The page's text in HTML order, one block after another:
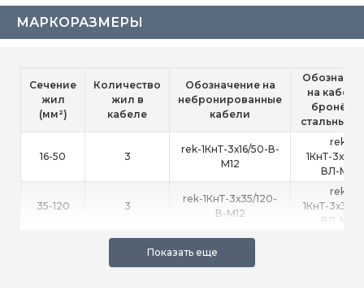
МАРКОРАЗМЕРЫ
Сечение
жил
(мм²)
Количество
жил в
кабеле
Обозначение на
небронированные
кабели
на
бронёй
стальных
16-50 3
rek-1КнТ-3х16/50-В-
М12
rek-
1КнТ-3х16/
ВЛ-М12
35-120 3
rek-1КнТ-3х35/120-
В-М12
rek-
1КнТ-3х35/
ВЛ-М12
rek-1КнТ-3х150/240-